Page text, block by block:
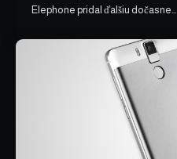
Elephone pridal ďalšiu dočasne…